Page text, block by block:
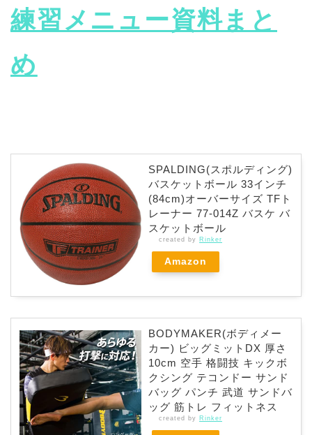
練習メニュー資料まと
め
SPALDING(スポルディング)
バスケットボール 33インチ
(84cm)オーバーサイズ TFト
レーナー 77-014Z バスケ バ
スケットボール
created by Rinker
Amazon
BODYMAKER(ボディメー
カー) ビッグミットDX 厚さ
10cm 空手 格闘技 キックボ
クシング テコンドー サンド
バッグ パンチ 武道 サンドバ
ッグ 筋トレ フィットネス
created by Rinker